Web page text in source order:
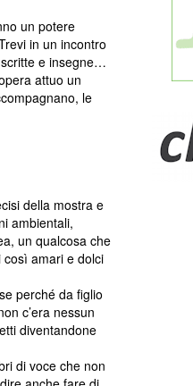
un potere
in un incontro
e insegne…
attuo un
le
della mostra e
ambientali,
un qualcosa che
amari e dolci
perché da figlio
c’era nessun
diventandone
di voce che non